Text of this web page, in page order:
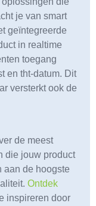
je van smart
geïntegreerde
in realtime
toegang
en tht-datum. Dit
versterkt ook de
de meest
die jouw product
aan de hoogste
Ontdek
inspireren door